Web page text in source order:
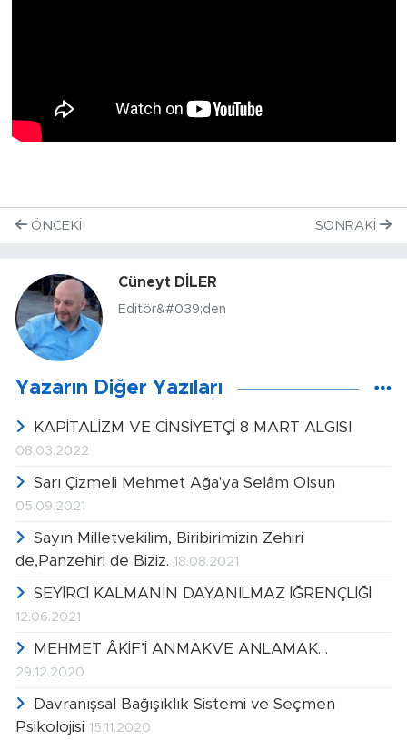
ÖNCEKI SONRAKI
Cüneyt DİLER
Editör&#039;den
Yazarın Diğer Yazıları
KAPİTALİZM VE CİNSİYETÇİ 8 MART ALGISI
08.03.2022
Sarı Çizmeli Mehmet Ağa'ya Selâm Olsun
05.09.2021
Sayın Milletvekilim, Biribirimizin Zehiri
de,Panzehiri de Biziz. 18.08.2021
SEYİRCİ KALMANIN DAYANILMAZ İĞRENÇLİĞİ
12.06.2021
MEHMET ÂKİF’İ ANMAKVE ANLAMAK…
29.12.2020
Davranışsal Bağışıklık Sistemi ve Seçmen
Psikolojisi 15.11.2020